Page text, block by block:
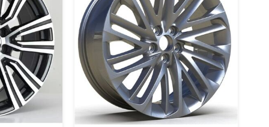
at a
the wheels
Alloy
the
PROJECT wheels are made to the
exact specifications of manufacturers.
They are identical in look and fit to
your factory originals yet are offered at
a more affordable price than the
wheels from the